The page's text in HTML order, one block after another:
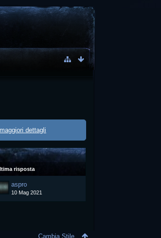
maggiori dettagli
risposta
aspro
10 Mag 2021
Cambia Stile